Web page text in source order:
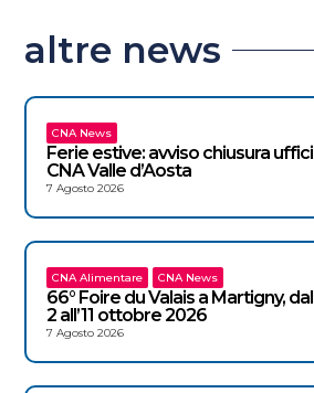
altre news
CNA News
Ferie estive: avviso chiusura uffici
CNA Valle d’Aosta
7 Agosto 2026
CNA Alimentare CNA News
66° Foire du Valais a Martigny, dal
2 all’11 ottobre 2026
7 Agosto 2026